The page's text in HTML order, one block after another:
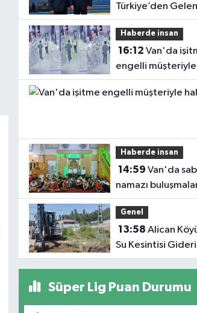
Türkiye’den
Evine Gelir
Haberde insan
16:12
engelli müşteriyle
halaylı pazarlık
gülümsetti
Haberde insan
14:59
namazı
Genel
13:58
Su Kesintisi
Ekipler Anında
Süper Lig Puan Durumu